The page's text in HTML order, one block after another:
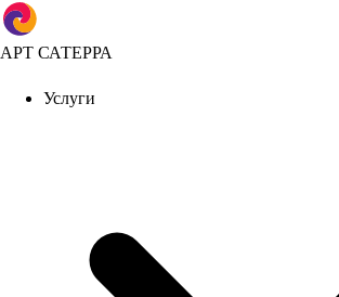
АРТ САТЕРРА
Услуги